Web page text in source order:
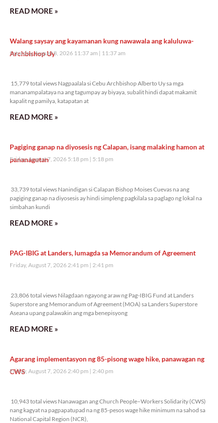
READ MORE »
Walang saysay ang kayamanan kung nawawala ang kaluluwa-
Archbishop Uy
Saturday, August 8, 2026 11:37 am 11:37 am
15,779 total views Nagpaalala si Cebu Archbishop Alberto Uy sa mga
mananampalataya na ang tagumpay ay biyaya, subalit hindi dapat makamit
kapalit ng pamilya, katapatan at
READ MORE »
Pagiging ganap na diyosesis ng Calapan, isang malaking hamon at
pananagutan
Friday, August 7, 2026 5:18 pm 5:18 pm
33,739 total views Nanindigan si Calapan Bishop Moises Cuevas na ang
pagiging ganap na diyosesis ay hindi simpleng pagkilala sa paglago ng lokal na
simbahan kundi
READ MORE »
PAG-IBIG at Landers, lumagda sa Memorandum of Agreement
Friday, August 7, 2026 2:41 pm 2:41 pm
23,806 total views Nilagdaan ngayong araw ng Pag-IBIG Fund at Landers
Superstore ang Memorandum of Agreement (MOA) sa Landers Superstore
Aseana upang palawakin ang mga benepisyong
READ MORE »
Agarang implementasyon ng 85-pisong wage hike, panawagan ng
CWS
Friday, August 7, 2026 2:40 pm 2:40 pm
10,943 total views Nanawagan ang Church People–Workers Solidarity (CWS)
nang kagyat na pagpapatupad na ng 85-pesos wage hike minimum na sahod sa
National Capital Region (NCR),